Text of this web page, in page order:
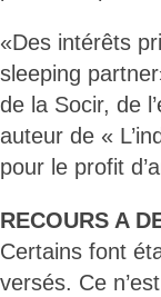
«Des intérêts
sleeping
de la Socir, de
auteur de «
pour le profit
RECOURS A
Certains font
versés. Ce